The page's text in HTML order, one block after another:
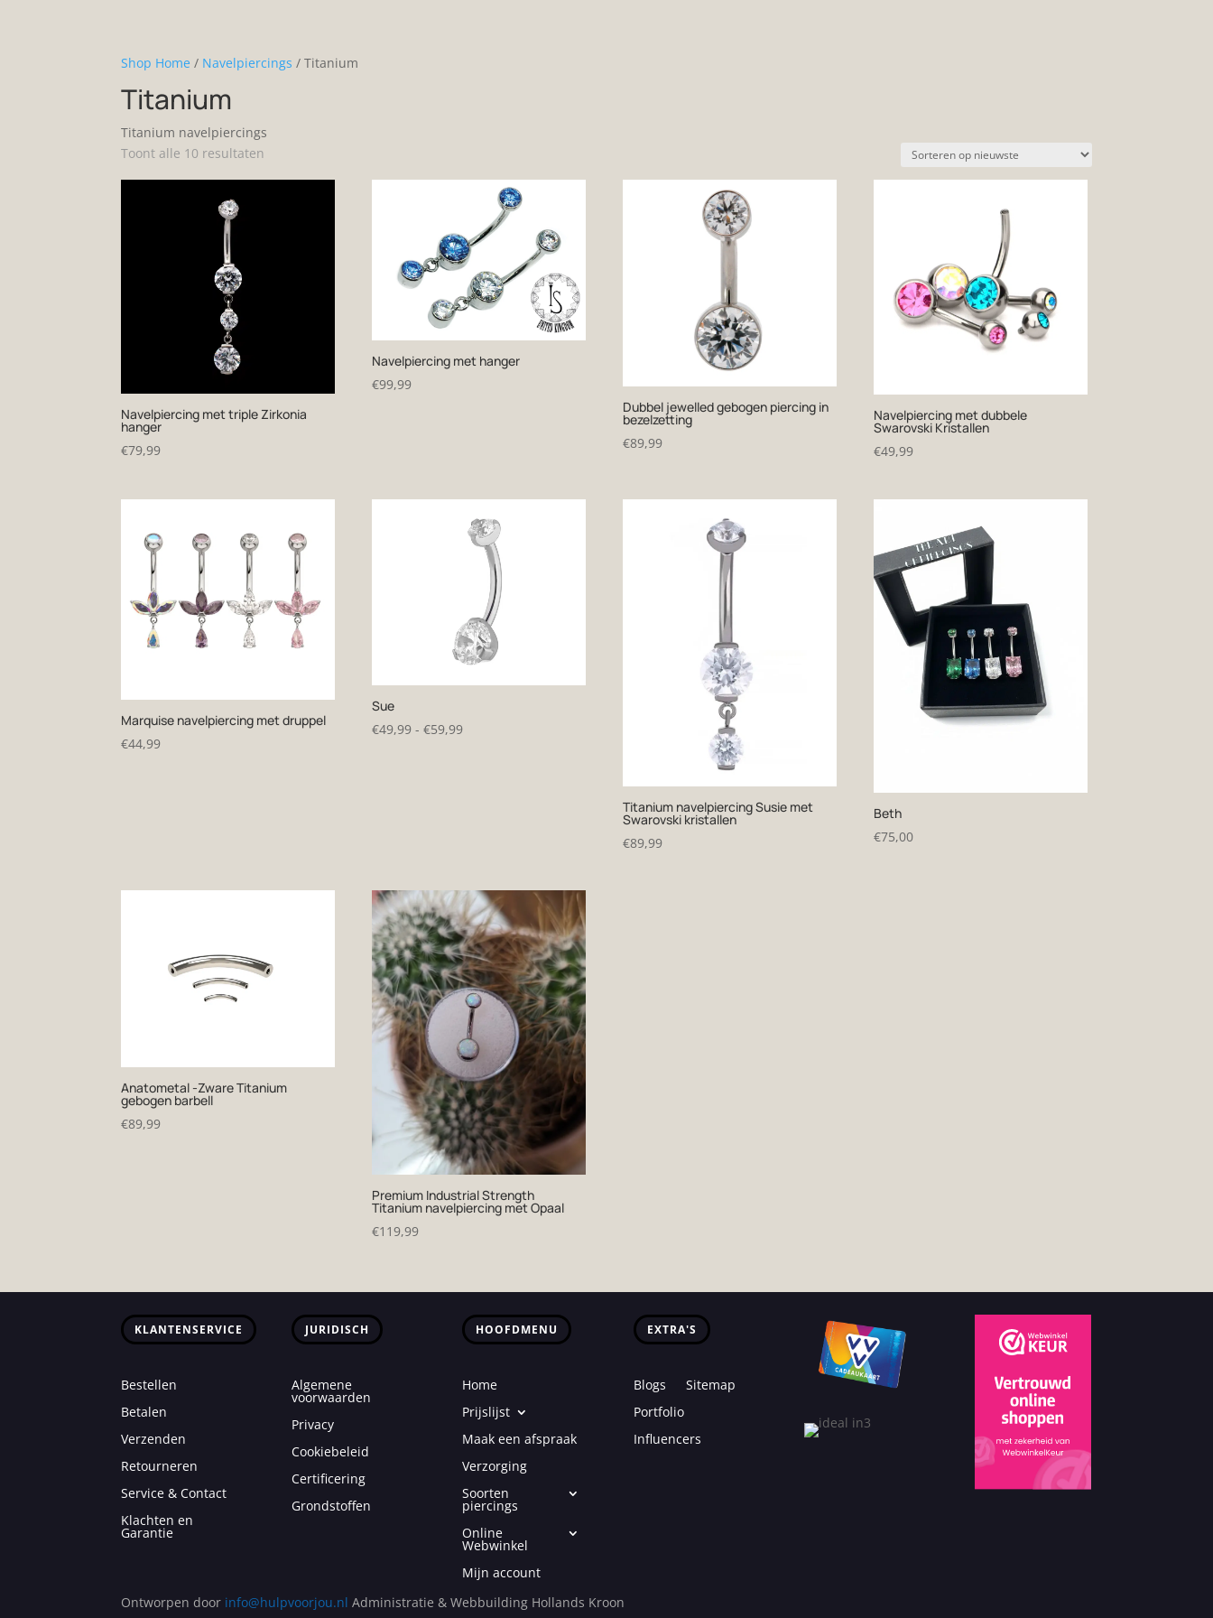
Shop Home / Navelpiercings / Titanium
Titanium
Titanium navelpiercings
Toont alle 10 resultaten
Navelpiercing met triple Zirkonia
hanger
€79,99
Navelpiercing met hanger
€99,99
Dubbel jewelled gebogen piercing in
bezelzetting
€89,99
Navelpiercing met dubbele
Swarovski Kristallen
€49,99
Marquise navelpiercing met druppel
€44,99
Sue
€49,99 - €59,99Prijsklasse:
Titanium navelpiercing Susie met
Swarovski kristallen
€89,99
Beth
€75,00
Anatometal -Zware Titanium
gebogen barbell
€89,99
Premium Industrial Strength
Titanium navelpiercing met Opaal
€119,99
KLANTENSERVICE
Bestellen
Betalen
Verzenden
Retourneren
Service & Contact
Klachten en
Garantie
JURIDISCH
Algemene
voorwaarden
Privacy
Cookiebeleid
Certificering
Grondstoffen
HOOFDMENU
Home
Prijslijst
Maak een afspraak
Verzorging
Soorten
piercings
Online
Webwinkel
Mijn account
EXTRA'S
Blogs
Sitemap
Portfolio
Influencers
Ontworpen door info@hulpvoorjou.nl Administratie & Webbuilding Hollands Kroon